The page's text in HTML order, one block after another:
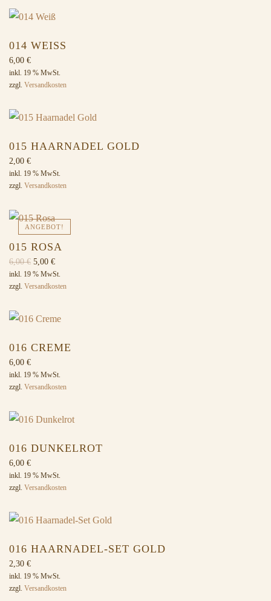
014 WEISS
6,00 €
inkl. 19 % MwSt.
zzgl. Versandkosten
015 HAARNADEL GOLD
2,00 €
inkl. 19 % MwSt.
zzgl. Versandkosten
ANGEBOT!
015 ROSA
6,00€ Ursprünglicher
Preis
war:
5,00 €Aktueller
Preis
ist:
inkl. 19 % MwSt.
zzgl. Versandkosten
016 CREME
6,00 €
inkl. 19 % MwSt.
zzgl. Versandkosten
016 DUNKELROT
6,00 €
inkl. 19 % MwSt.
zzgl. Versandkosten
016 HAARNADEL-SET GOLD
2,30 €
inkl. 19 % MwSt.
zzgl. Versandkosten